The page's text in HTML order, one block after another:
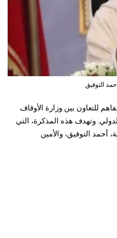
التوفيق
للتعاون بين وزارة الأوقاف
وتهدف هذه المذكرة، التي
أحمد التوفيق، والأمين